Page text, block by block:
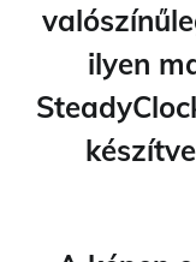
ilyen